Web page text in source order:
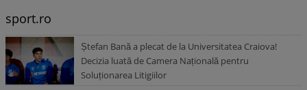
sport.ro
Ștefan Bană a plecat de la Universitatea Craiova!
Decizia luată de Camera Națională pentru
Soluționarea Litigiilor